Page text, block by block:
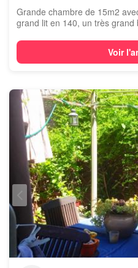
Grande chambre de 15m2
grand lit en 140, un très grand
Voir